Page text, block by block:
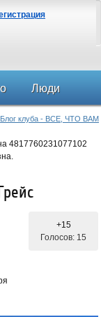
Люди
Блог клуба - ВСЕ, ЧТО ВАМ
4817760231077102
+15
Голосов: 15